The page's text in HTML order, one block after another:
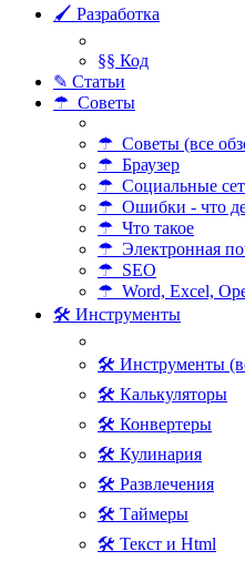
🖌 Разработка
§§ Код
✎ Статьи
☂ Советы
☂ Советы (все
☂ Браузер
☂ Социальные
☂ Ошибки - что
☂ Что такое
☂ Электронная
☂ SEO
☂ Word, Excel,
🛠 Инструменты
🛠 Инструменты
🛠 Калькуляторы
🛠 Конвертеры
🛠 Кулинария
🛠 Развлечения
🛠 Таймеры
🛠 Текст и Html